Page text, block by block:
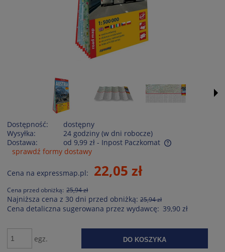
Dostępność:
dostępny
Wysyłka:
24 godziny (w dni robocze)
Dostawa:
od 9,99 zł - Inpost Paczkomat
Cena nie zawiera ewentualnych kosztów płatności
sprawdź formy dostawy
Cena na expressmap.pl: 22,05 zł
Cena przed obniżką: 25,94 zł
Najniższa cena z 30 dni przed obniżką: 25,94 zł
Cena detaliczna sugerowana przez wydawcę: 39,90 zł
egz. DO KOSZYKA